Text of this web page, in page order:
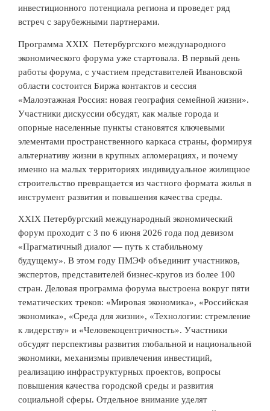
инвестиционного потенциала региона и проведет ряд
встреч с зарубежными партнерами.
Программа XXIX Петербургского международного
экономического форума уже стартовала. В первый день
работы форума, с участием представителей Ивановской
области состоится Биржа контактов и сессия
«Малоэтажная Россия: новая география семейной жизни».
Участники дискуссии обсудят, как малые города и
опорные населенные пункты становятся ключевыми
элементами пространственного каркаса страны, формируя
альтернативу жизни в крупных агломерациях, и почему
именно на малых территориях индивидуальное жилищное
строительство превращается из частного формата жилья в
инструмент развития и повышения качества среды.
XXIХ Петербургский международный экономический
форум проходит с 3 по 6 июня 2026 года под девизом
«Прагматичный диалог — путь к стабильному
будущему». В этом году ПМЭФ объединит участников,
экспертов, представителей бизнес-кругов из более 100
стран. Деловая программа форума выстроена вокруг пяти
тематических треков: «Мировая экономика», «Российская
экономика», «Среда для жизни», «Технологии: стремление
к лидерству» и «Человекоцентричность». Участники
обсудят перспективы развития глобальной и национальной
экономики, механизмы привлечения инвестиций,
реализацию инфраструктурных проектов, вопросы
повышения качества городской среды и развития
социальной сферы. Отдельное внимание уделят